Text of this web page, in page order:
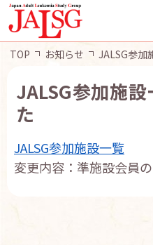
TOP お知らせ JALSG参加
JALSG参加施
た
JALSG参加施設一覧
変更内容：準施設会員